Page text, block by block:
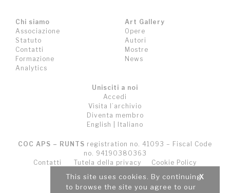
This site uses cookies. By continuing
to browse the site you agree to our
X
Chi siamo
Associazione
Statuto
Contatti
Formazione
Analytics
Art Gallery
Opere
Autori
Mostre
News
Unisciti a noi
Accedi
Visita l’archivio
Diventa membro
English
Italiano
COC APS – RUNTS registration no. 41093 – Fiscal Code
no. 94190380363
Contatti
Tutela della privacy
Cookie Policy